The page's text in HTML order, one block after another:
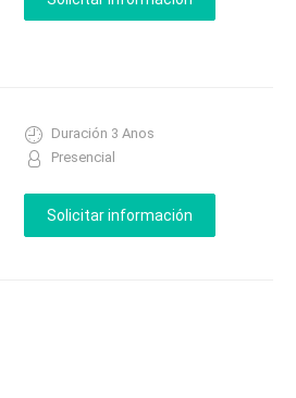
Duración 3 Anos
Presencial